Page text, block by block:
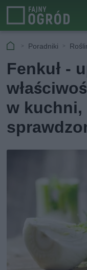
Poradniki
Fenkuł -
w kuchni,